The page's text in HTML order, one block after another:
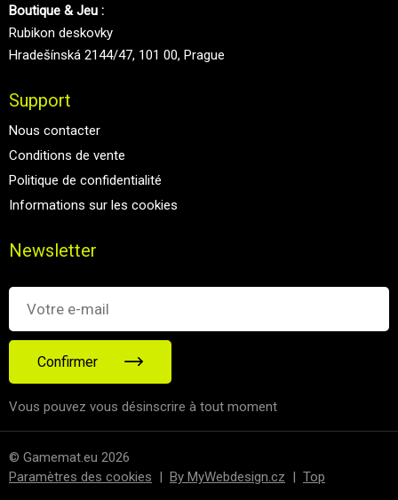
Boutique & Jeu :
Rubikon deskovky
Hradešínská 2144/47, 101 00, Prague
Support
Nous contacter
Conditions de vente
Politique de confidentialité
Informations sur les cookies
Newsletter
Confirmer
Vous pouvez vous désinscrire à tout moment
© Gamemat.eu 2026
Paramètres des cookies | By MyWebdesign.cz | Top